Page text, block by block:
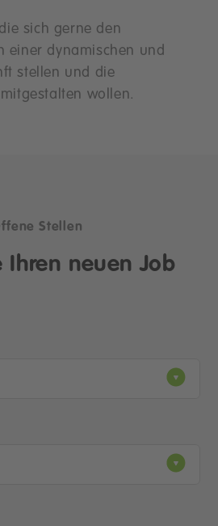
sich gerne den
einer dynamischen und
stellen und die
wollen.
Stellen
Ihren neuen Job